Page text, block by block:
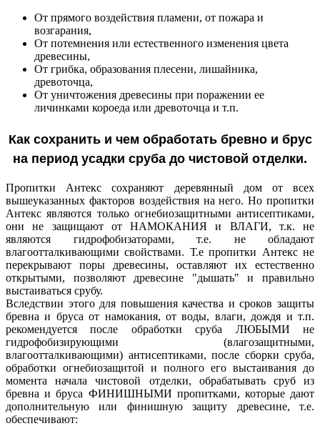
От прямого воздействия пламени, от пожара и
возгарания,
От потемнения или естественного изменения цвета
древесины,
От грибка, образования плесени, лишайника,
древоточца,
От уничтожения древесины при поражении ее
личинками короеда или древоточца и т.п.
Как сохранить и чем обработать бревно и брус
на период усадки сруба до чистовой отделки.
Пропитки Антекс сохраняют деревянный дом от всех
вышеуказанных факторов воздействия на него. Но пропитки
Антекс являются только огнебиозащитными антисептиками,
они не защищают от НАМОКАНИЯ и ВЛАГИ, т.к. не
являются гидрофобизаторами, т.е. не обладают
влагоотталкивающими свойствами. Т.е пропитки Антекс не
перекрывают поры древесины, оставляют их естественно
открытыми, позволяют древесине "дышать" и правильно
выстаиваться срубу.
Вследствии этого для повышения качества и сроков защиты
бревна и бруса от намокания, от воды, влаги, дождя и т.п.
рекомендуется после обработки сруба ЛЮБЫМИ не
гидрофобизирующими (влагозащитными,
влагоотталкивающими) антисептиками, после сборки сруба,
обработки огнебиозащитой и полного его выстаивания до
момента начала чистовой отделки, обрабатывать сруб из
бревна и бруса ФИНИШНЫМИ пропитками, которые дают
дополнительную или финишную защиту древесине, т.е.
обеспечивают: